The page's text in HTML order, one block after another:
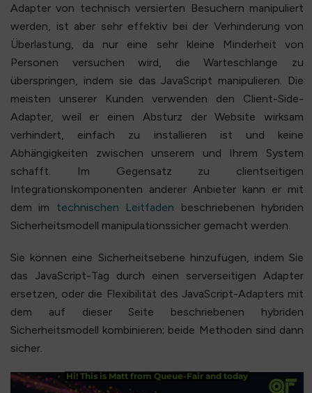
Adapter von technisch versierten Besuchern manipuliert
werden, ist aber sehr effektiv bei der Verhinderung von
Überlastung, da nur eine sehr kleine Minderheit von
Personen versuchen wird, die Warteschlange zu
überspringen, indem sie das JavaScript manipulieren. Die
meisten unserer Kunden verwenden den Client-Side-
Adapter, weil er einen Absturz der Website wirksam
verhindert, einfach zu installieren ist und keine
Abhängigkeiten zwischen unserem und Ihrem System
schafft. Im Gegensatz zu clientseitigen
Integrationskomponenten anderer Anbieter kann er mit
dem im technischen Leitfaden beschriebenen hybriden
Sicherheitsmodell manipulationssicher gemacht werden.
Sie können eine Sicherheitsebene hinzufügen, indem Sie
das JavaScript-Tag durch einen serverseitigen Adapter
ersetzen, oder die Flexibilität des JavaScript-Adapters mit
dem auf dieser Seite beschriebenen hybriden
Sicherheitsmodell kombinieren; beide Methoden sind dann
sicher.